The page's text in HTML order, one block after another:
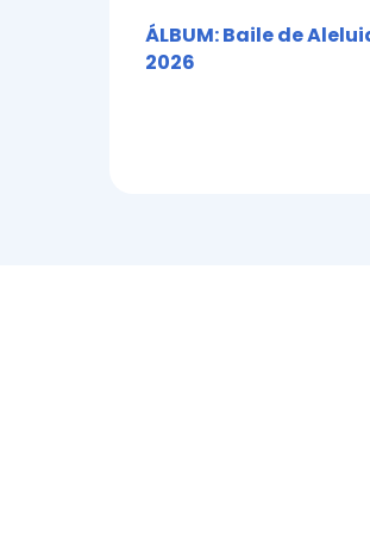
ÁLBUM: Baile de
2026